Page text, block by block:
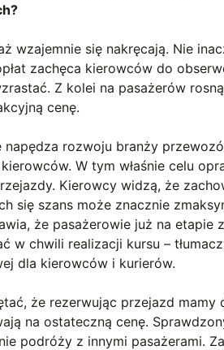
wzajemnie się nakręcają. Nie
zachęca kierowców do
Z kolei na pasażerów
cenę.
napędza rozwoju branży
W tym właśnie celu
Kierowcy widzą, że
się szans może znacznie
że pasażerowie już na etapie
w chwili realizacji kursu –
dla kierowców i kurierów.
że rezerwując przejazd mamy
na ostateczną cenę.
podróży z innymi pasażerami.